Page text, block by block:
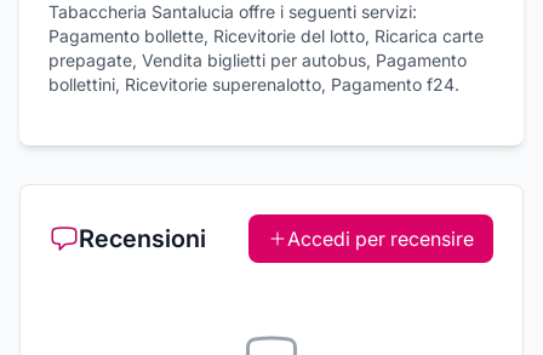
Tabaccheria Santalucia offre i seguenti servizi:
Pagamento bollette, Ricevitorie del lotto, Ricarica carte
prepagate, Vendita biglietti per autobus, Pagamento
bollettini, Ricevitorie superenalotto, Pagamento f24.
Recensioni Accedi per recensire